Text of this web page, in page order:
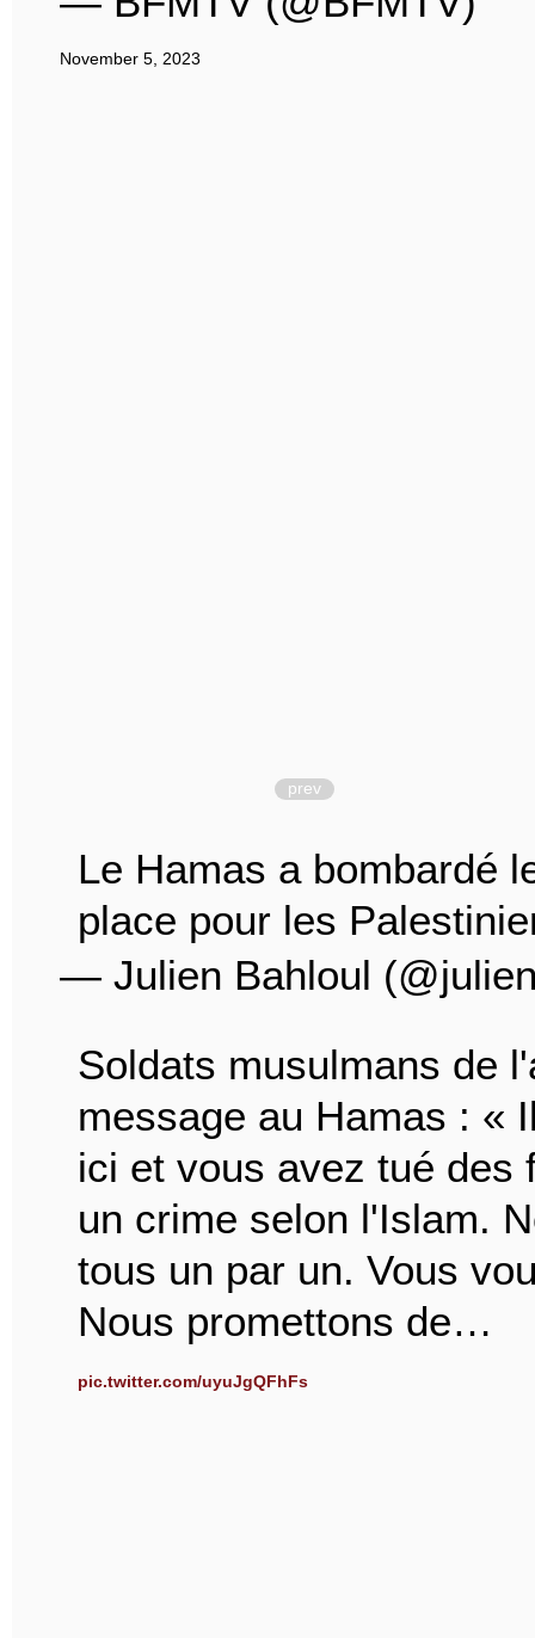
November 5, 2023
prev
Le Hamas a bombardé
place pour les
— Julien Bahloul
Soldats musulmans de
message au Hamas : «
ici et vous avez tué des
un crime selon l'Islam.
tous un par un. Vous
Nous promettons de…
pic.twitter.com/uyuJgQFhFs